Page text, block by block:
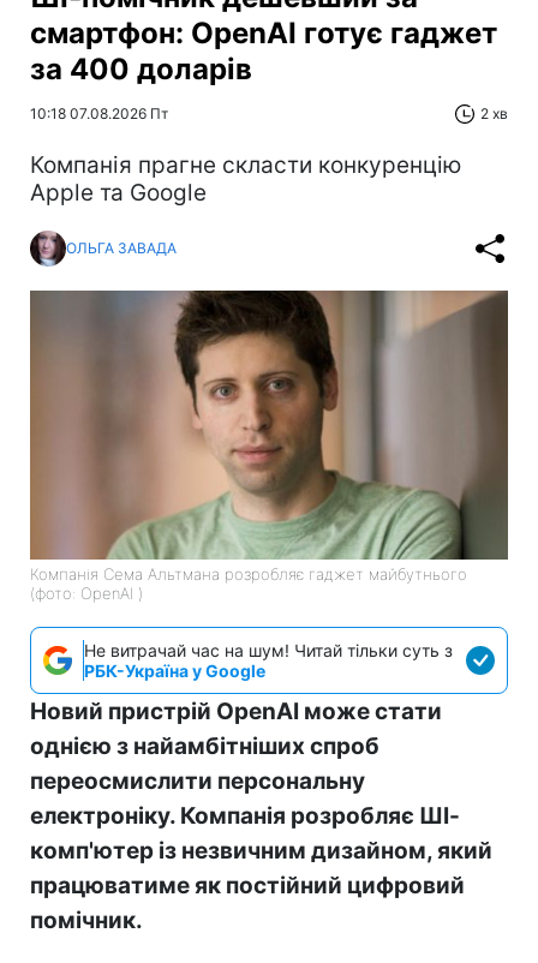
смартфон: OpenAI готує гаджет
за 400 доларів
10:18 07.08.2026 Пт 2 хв
Компанія прагне скласти конкуренцію
Apple та Google
ОЛЬГА ЗАВАДА
Компанія Сема Альтмана розробляє гаджет майбутнього
(фото: OpenAI )
Не витрачай час на шум! Читай тільки суть з
РБК-Україна у Google
Новий пристрій OpenAI може стати
однією з найамбітніших спроб
переосмислити персональну
електроніку. Компанія розробляє ШІ-
комп'ютер із незвичним дизайном, який
працюватиме як постійний цифровий
помічник.